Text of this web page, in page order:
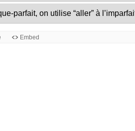
parfait, on utilise “aller” à
Embed